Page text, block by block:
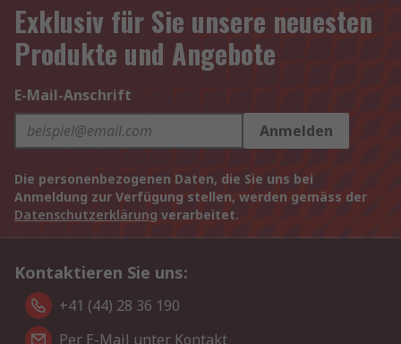
Exklusiv für Sie unsere neuesten
Produkte und Angebote
E-Mail-Anschrift
Anmelden
Die personenbezogenen Daten, die Sie uns bei
Anmeldung zur Verfügung stellen, werden gemäss der
Datenschutzerklärung verarbeitet.
Kontaktieren Sie uns:
+41 (44) 28 36 190
Per E-Mail unter Kontakt